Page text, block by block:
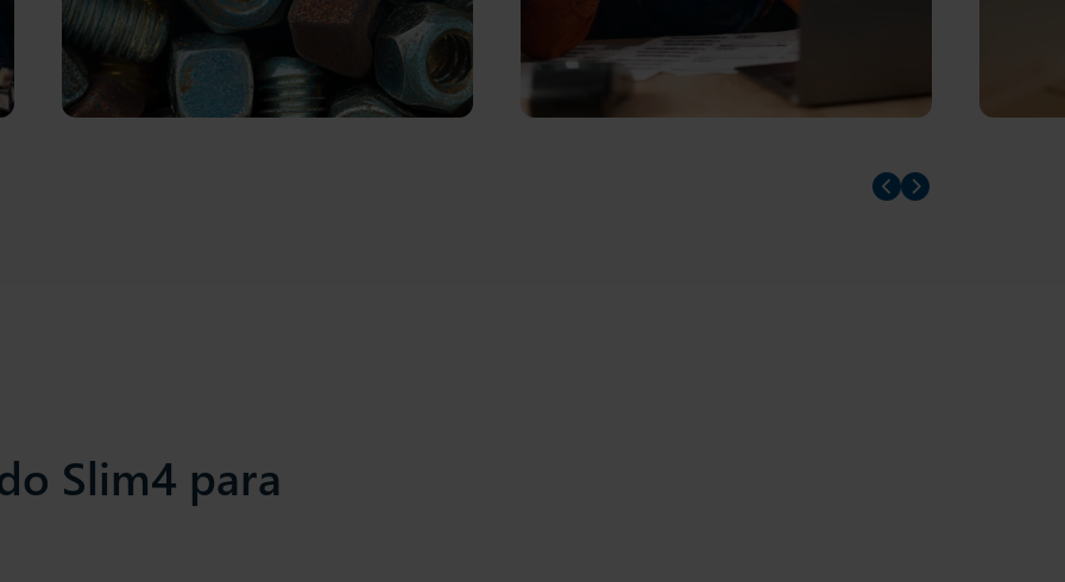
Prev slider
Prev slider
Slim4 para